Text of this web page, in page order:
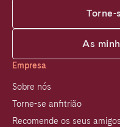
As
Empresa
Sobre nós
Torne-se anfitrião
Recomende os seus amigos